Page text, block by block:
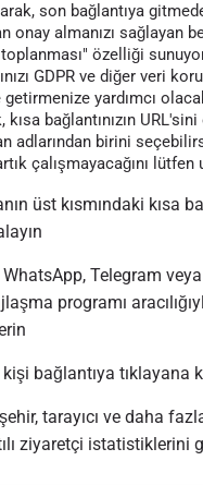
son bağlantıya
onay almanızı sağlayan
toplanması" özelliği
GDPR ve diğer veri
yardımcı
kısa bağlantınızın
adlarından birini
çalışmayacağını lütfen
üst kısmındaki kısa
WhatsApp, Telegram
programı
kişi bağlantıya tıklayana
tarayıcı ve daha
ziyaretçi istatistiklerini